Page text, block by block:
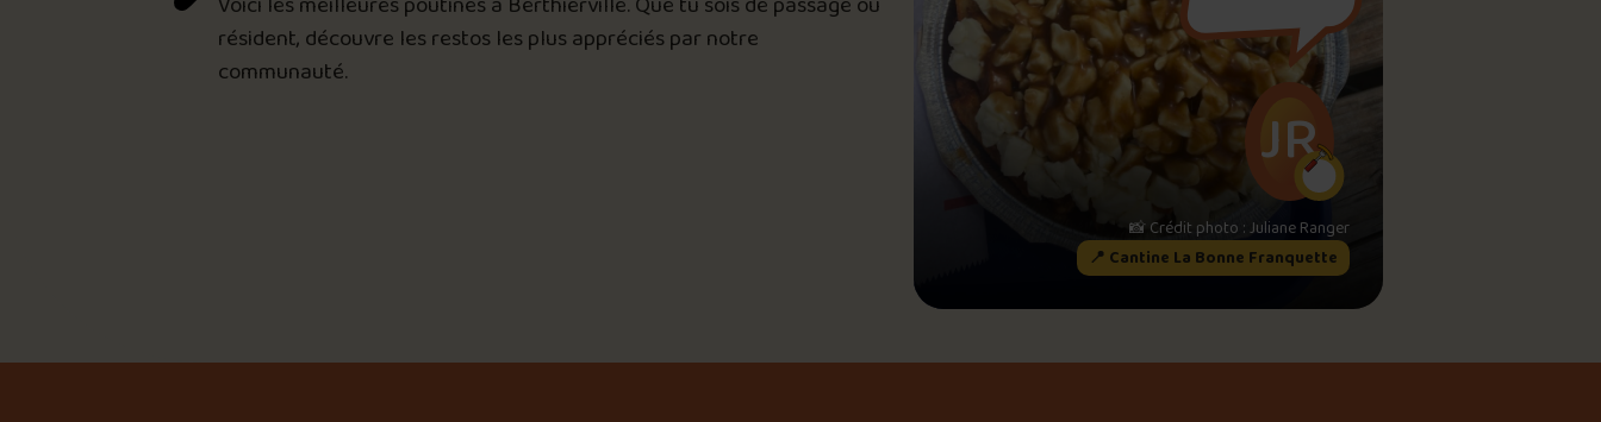
Le palmarès d’Olivier Primeau
Jeu – Connais-tu ta poutine?
résident, découvre les restos les plus appréciés par notre
communauté.
JR
📸 Crédit photo : Juliane Ranger
📍 Cantine La Bonne Franquette